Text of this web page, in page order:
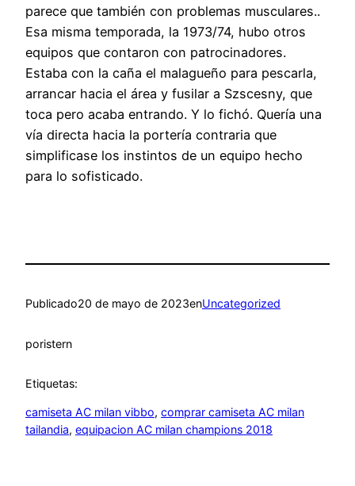
parece que también con problemas musculares..
Esa misma temporada, la 1973/74, hubo otros
equipos que contaron con patrocinadores.
Estaba con la caña el malagueño para pescarla,
arrancar hacia el área y fusilar a Szscesny, que
toca pero acaba entrando. Y lo fichó. Quería una
vía directa hacia la portería contraria que
simplificase los instintos de un equipo hecho
para lo sofisticado.
Publicado20 de mayo de 2023enUncategorized
poristern
Etiquetas:
camiseta AC milan vibbo, comprar camiseta AC milan
tailandia, equipacion AC milan champions 2018